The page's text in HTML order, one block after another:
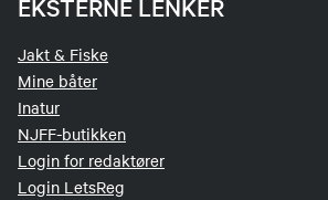
EKSTERNE LENKER
Jakt & Fiske
Mine båter
Inatur
NJFF-butikken
Login for redaktører
Login LetsReg